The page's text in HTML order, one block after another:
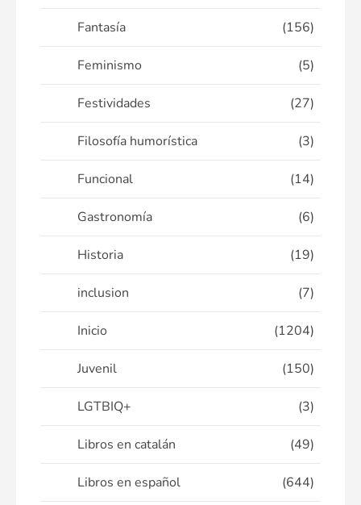
Fantasía (156)
Feminismo (5)
Festividades (27)
Filosofía humorística (3)
Funcional (14)
Gastronomía (6)
Historia (19)
inclusion (7)
Inicio (1204)
Juvenil (150)
LGTBIQ+ (3)
Libros en catalán (49)
Libros en español (644)